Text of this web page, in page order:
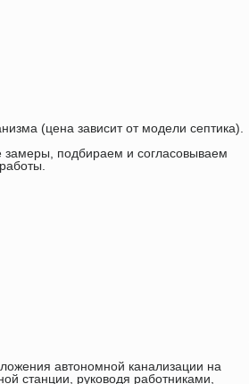
(цена зависит от модели септика).
замеры, подбираем и согласовываем
автономной канализации на
станции, руководя работниками,